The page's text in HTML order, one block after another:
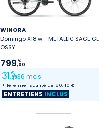
WINORA
Domingo X18 w - METALLIC SAGE GL
OSSY
799,00
€
31,99
€/ 36 mois
+ 1ère mensualité de 80,40 €
ENTRETIENS INCLUS